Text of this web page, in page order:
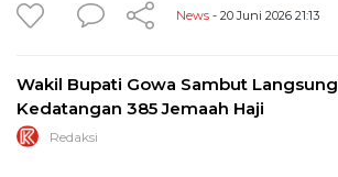
News - 20 Juni 2026 21:13
Wakil Bupati Gowa Sambut Langsung
Kedatangan 385 Jemaah Haji
Redaksi